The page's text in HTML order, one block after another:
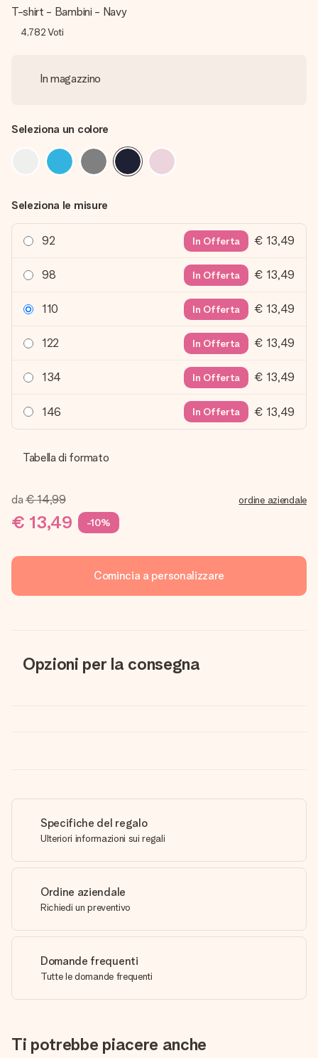
T-shirt - Bambini - Navy
4,782Voti
In magazzino
Seleziona un colore
Seleziona le misure
92 In Offerta € 13,49
98 In Offerta € 13,49
110 In Offerta € 13,49
122 In Offerta € 13,49
134 In Offerta € 13,49
146 In Offerta € 13,49
Tabella di formato
da € 14,99
€ 13,49 -10%
ordine aziendale
Comincia a personalizzare
Opzioni per la consegna
Specifiche del regalo
Ulteriori informazioni sui regali
Ordine aziendale
Richiedi un preventivo
Domande frequenti
Tutte le domande frequenti
Ti potrebbe piacere anche